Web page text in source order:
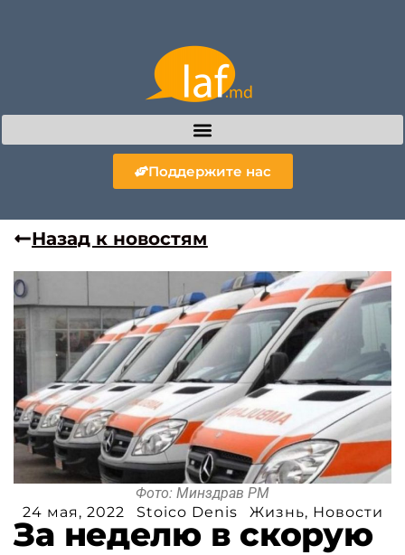
Поддержите нас
Назад к новостям
Фото: Минздрав РМ
24 мая, 2022
Stoico Denis Жизнь, Новости
За неделю в скорую